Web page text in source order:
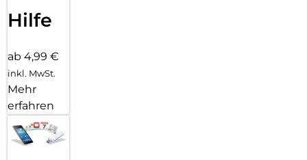
Hilfe
ab 4,99 €
inkl. MwSt.
Mehr
erfahren